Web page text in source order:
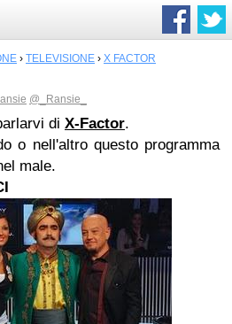
› TELEVISIONE › X FACTOR
@_Ransie_
di X-Factor.
o nell'altro questo programma
male.